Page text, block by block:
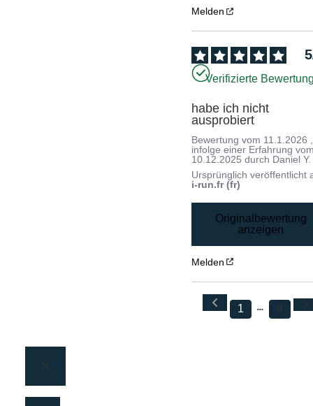
Melden
5
Verifizierte
habe ich nicht
ausprobiert
Bewertung vom 11.1.2026 ,
infolge einer Erfahrung
10.12.2025 durch Daniel Y.
Ursprünglich veröffentlicht
i-run.fr (fr)
Originalbewertung
anzeigen
Melden
1 9